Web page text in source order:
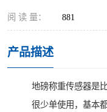
阅 读 量： 881
产品描述
地磅称重传感器是
很少单使用，基本